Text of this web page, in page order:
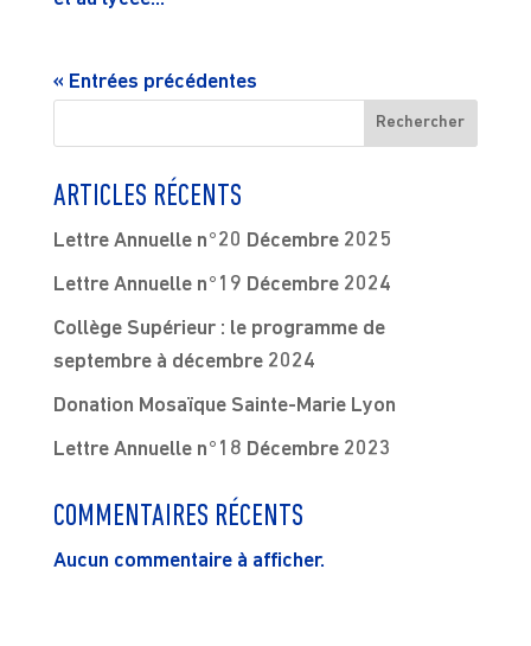
« Entrées précédentes
Rechercher
ARTICLES RÉCENTS
Lettre Annuelle n°20 Décembre 2025
Lettre Annuelle n°19 Décembre 2024
Collège Supérieur : le programme de
septembre à décembre 2024
Donation Mosaïque Sainte-Marie Lyon
Lettre Annuelle n°18 Décembre 2023
COMMENTAIRES RÉCENTS
Aucun commentaire à afficher.